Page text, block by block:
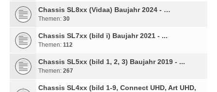
Chassis SL8xx (Vidaa) Baujahr 2024 - …
Themen: 30
Chassis SL7xx (bild i) Baujahr 2021 - ...
Themen: 112
Chassis SL5xx (bild 1, 2, 3) Baujahr 2019 - ...
Themen: 267
Chassis SL4xx (bild 1-9, Connect UHD, Art UHD,